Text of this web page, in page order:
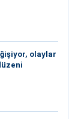
olaylar